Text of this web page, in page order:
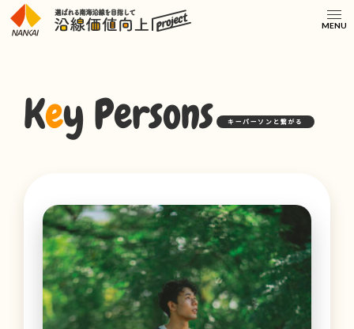
MENU
Key Persons キーパーソンと繋がる